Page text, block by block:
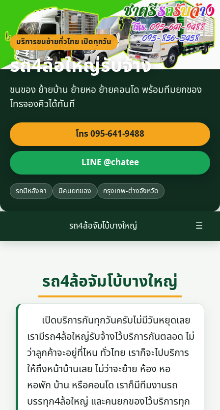
บริการขนย้ายทั่วไทย เปิดทุกวัน
รถ4ล้อใหญ่รับจ้าง
ขนของ ย้ายบ้าน ย้ายหอ ย้ายคอนโด พร้อมทีมยกของ
โทรจองคิวได้ทันที
โทร 095-641-9488
LINE @chatee
รถมีหลังคา มีคนยกของ กรุงเทพ-ต่างจังหวัด
☰
รถ4ล้อจัมโบ้บางใหญ่
รถ4ล้อจัมโบ้บางใหญ่
เปิดบริการกันทุกวันครับไม่มีวันหยุดเลย
เรามีรถ4ล้อใหญ่รับจ้างไว้บริการกันตลอด ไม่
ว่าลูกค้าจะอยู่ที่ไหน ทั่วไทย เราก็จะไปบริการ
ให้ถึงหน้าบ้านเลย ไม่ว่าจะย้าย ห้อง หอ
หอพัก บ้าน หรือคอนโด เราก็มีทีมงานรถ
บรรทุก4ล้อใหญ่ และคนยกของไว้บริการทุก